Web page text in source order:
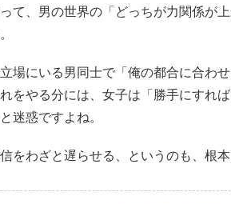
て、男の世界の「どっちが力関係が
場にいる男同士で「俺の都合に合わ
をやる分には、女子は「勝手にすれ
迷惑ですよね。
をわざと遅らせる、というのも、根